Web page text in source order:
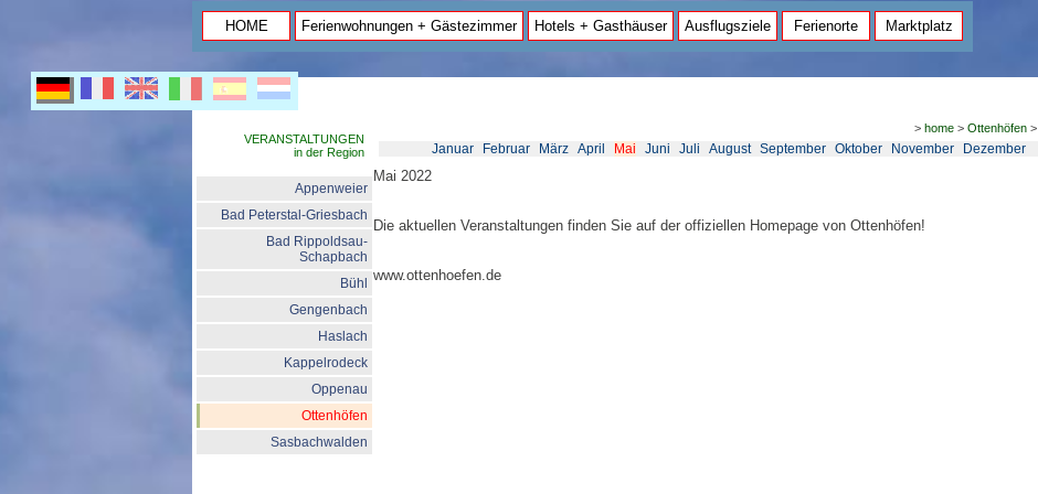
HOME Ferienwohnungen + Gästezimmer Hotels + Gasthäuser Ausflugsziele Ferienorte Marktplatz
VERANSTALTUNGEN
in der Region
Appenweier
Bad Peterstal-Griesbach
Bad Rippoldsau-
Schapbach
Bühl
Gengenbach
Haslach
Kappelrodeck
Oppenau
Ottenhöfen
Sasbachwalden
> home> Ottenhöfen>
Januar Februar März April Mai Juni Juli August September Oktober November Dezember
Mai 2022
Die aktuellen Veranstaltungen finden Sie auf der offiziellen Homepage von Ottenhöfen!
www.ottenhoefen.de